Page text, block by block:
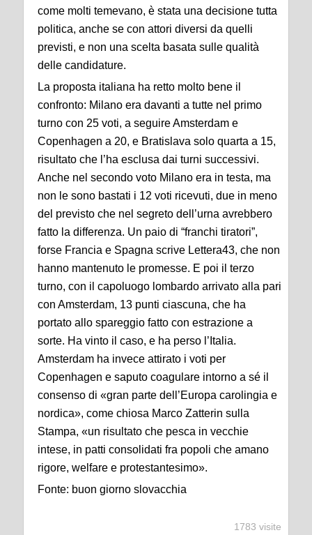
come molti temevano, è stata una decisione tutta
politica, anche se con attori diversi da quelli
previsti, e non una scelta basata sulle qualità
delle candidature.
La proposta italiana ha retto molto bene il
confronto: Milano era davanti a tutte nel primo
turno con 25 voti, a seguire Amsterdam e
Copenhagen a 20, e Bratislava solo quarta a 15,
risultato che l’ha esclusa dai turni successivi.
Anche nel secondo voto Milano era in testa, ma
non le sono bastati i 12 voti ricevuti, due in meno
del previsto che nel segreto dell’urna avrebbero
fatto la differenza. Un paio di “franchi tiratori”,
forse Francia e Spagna scrive Lettera43, che non
hanno mantenuto le promesse. E poi il terzo
turno, con il capoluogo lombardo arrivato alla pari
con Amsterdam, 13 punti ciascuna, che ha
portato allo spareggio fatto con estrazione a
sorte. Ha vinto il caso, e ha perso l’Italia.
Amsterdam ha invece attirato i voti per
Copenhagen e saputo coagulare intorno a sé il
consenso di «gran parte dell’Europa carolingia e
nordica», come chiosa Marco Zatterin sulla
Stampa, «un risultato che pesca in vecchie
intese, in patti consolidati fra popoli che amano
rigore, welfare e protestantesimo».
Fonte: buon giorno slovacchia
1783 visite